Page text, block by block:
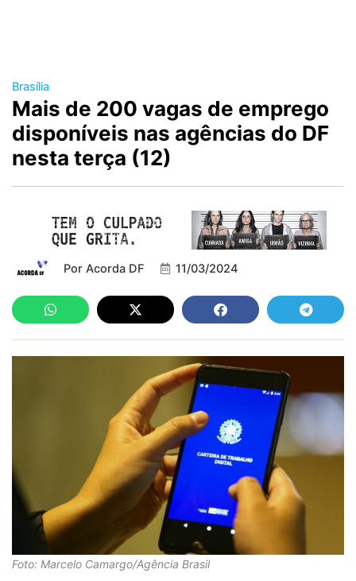
Brasília
Mais de 200 vagas de emprego
disponíveis nas agências do DF
nesta terça (12)
Por Acorda DF 11/03/2024
Foto: Marcelo Camargo/Agência Brasil